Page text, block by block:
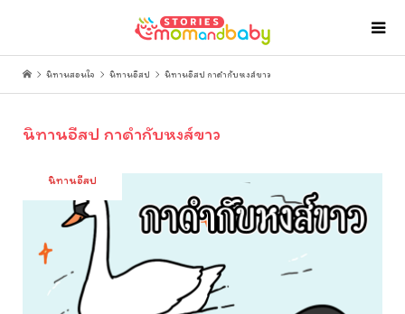
นิทานสอนใจ นิทานอีสป นิทานอีสป กาดำกับหงส์ขาว
นิทานอีสป กาดำกับหงส์ขาว
นิทานอีสป